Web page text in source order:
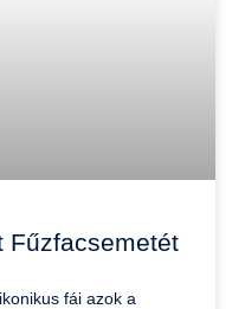
Fűzfacsemetét
fái azok a